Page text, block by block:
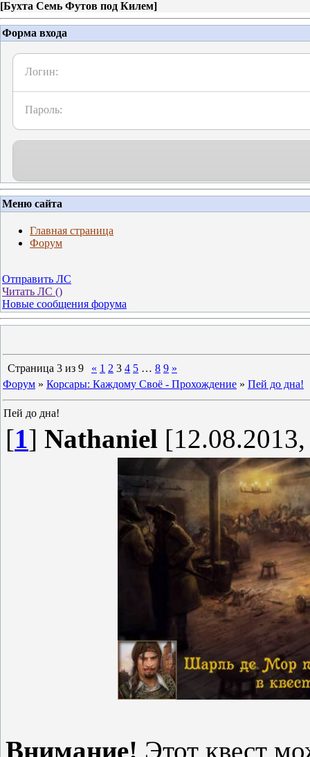
[Бухта Семь Футов под Килем]
Форма входа
Логин:
Пароль:
Меню сайта
Главная страница
Форум
Отправить ЛС
Читать ЛС ()
Новые сообщения форума
Страница 3 из 9 « 1 2 3 4 5 … 8 9 »
Форум » Корсары: Каждому Своё - Прохождение » Пей до дна!
Пей до дна!
[1] Nathaniel
Внимание! Этот квест